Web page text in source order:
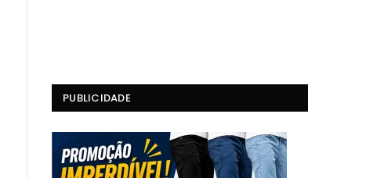
PUBLICIDADE